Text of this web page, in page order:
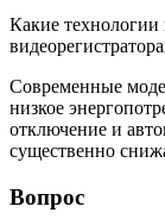
Какие технологии
Современные
низкое
отключение и
существенно
Вопрос